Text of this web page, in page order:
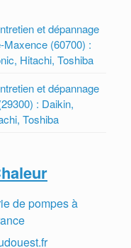
et dépannage
(60700) :
Hitachi, Toshiba
et dépannage
: Daikin,
Toshiba
de pompes à